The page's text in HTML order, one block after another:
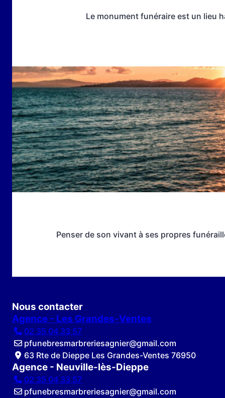
Le monument funéraire est un lieu
Penser de son vivant à ses propres
Nous contacter
Agence - Les Grandes-Ventes
02 35 04 33 57
pfunebresmarbreriesagnier@gmail.com
63 Rte de Dieppe Les Grandes-Ventes 76950
Agence - Neuville-lès-Dieppe
02 35 04 33 57
pfunebresmarbreriesagnier@gmail.com